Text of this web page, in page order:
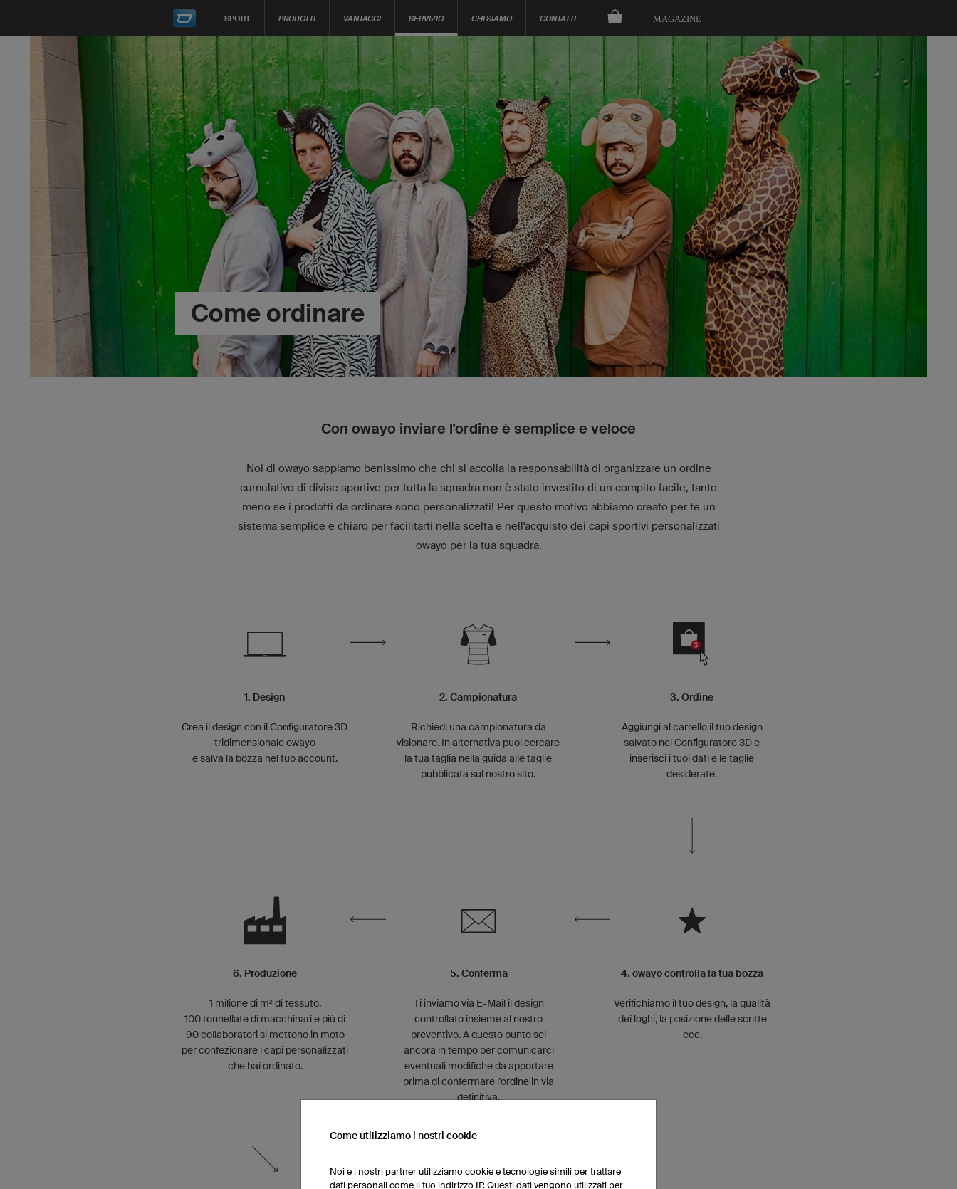
SPORT PRODOTTI VANTAGGI SERVIZIO CHI SIAMO CONTATTI MAGAZINE
Come ordinare
Con owayo inviare l'ordine è semplice e veloce
Noi di owayo sappiamo benissimo che chi si accolla la responsabilità di organizzare un ordine
cumulativo di divise sportive per tutta la squadra non è stato investito di un compito facile, tanto
meno se i prodotti da ordinare sono personalizzati! Per questo motivo abbiamo creato per te un
sistema semplice e chiaro per facilitarti nella scelta e nell'acquisto dei capi sportivi personalizzati
owayo per la tua squadra.
1. Design
Crea il design con il Configuratore 3D
tridimensionale owayo
e salva la bozza nel tuo account.
2. Campionatura
Richiedi una campionatura da
visionare. In alternativa puoi cercare
la tua taglia nella guida alle taglie
pubblicata sul nostro sito.
3. Ordine
Aggiungi al carrello il tuo design
salvato nel Configuratore 3D e
inserisci i tuoi dati e le taglie
desiderate.
4. owayo controlla la tua bozza
Verifichiamo il tuo design, la qualità
dei loghi, la posizione delle scritte
ecc.
5. Conferma
Ti inviamo via E-Mail il design
controllato insieme al nostro
preventivo. A questo punto sei
ancora in tempo per comunicarci
eventuali modifiche da apportare
prima di confermare l'ordine in via
definitiva.
6. Produzione
1 milione di m² di tessuto,
100 tonnellate di macchinari e più di
90 collaboratori si mettono in moto
per confezionare i capi personalizzati
che hai ordinato.
Come utilizziamo i nostri cookie
Noi e i nostri partner utilizziamo cookie e tecnologie simili per trattare
dati personali come il tuo indirizzo IP. Questi dati vengono utilizzati per